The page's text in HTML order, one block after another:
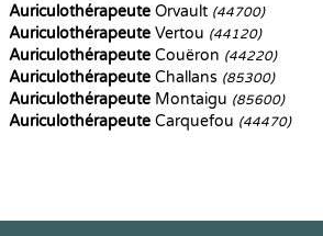
Auriculothérapeute Orvault (44700)
Auriculothérapeute Vertou (44120)
Auriculothérapeute Couëron (44220)
Auriculothérapeute Challans (85300)
Auriculothérapeute Montaigu (85600)
Auriculothérapeute Carquefou (44470)